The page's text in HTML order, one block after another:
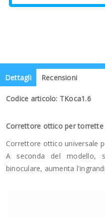
Dettagli Recensioni
Codice articolo: TKoca1.6
Correttore ottico per torrette
Correttore ottico universale
A seconda del modello,
binoculare, aumenta